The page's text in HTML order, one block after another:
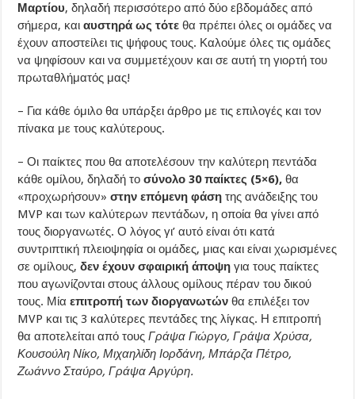
Μαρτίου, δηλαδή περισσότερο από δύο εβδομάδες από
σήμερα, καιαυστηρά ως τότεθα πρέπει όλες οι ομάδες να
έχουν αποστείλει τις ψήφους τους. Καλούμε όλες τις ομάδες
να ψηφίσουν και να συμμετέχουν και σε αυτή τη γιορτή του
πρωταθλήματός μας!
– Για κάθε όμιλο θα υπάρξει άρθρο με τις επιλογές και τον
πίνακα με τους καλύτερους.
– Οι παίκτες που θα αποτελέσουν την καλύτερη πεντάδα
κάθε ομίλου, δηλαδή τοσύνολο 30 παίκτες (5×6),θα
«προχωρήσουν»στην επόμενη φάσητης ανάδειξης του
MVP και των καλύτερων πεντάδων, η οποία θα γίνει από
τους διοργανωτές. Ο λόγος γι’ αυτό είναι ότι κατά
συντριπτική πλειοψηφία οι ομάδες, μιας και είναι χωρισμένες
σε ομίλους,δεν έχουν σφαιρική άποψηγια τους παίκτες
που αγωνίζονται στους άλλους ομίλους πέραν του δικού
τους. Μίαεπιτροπή των διοργανωτών θα επιλέξει τον
MVP και τις 3 καλύτερες πεντάδες της λίγκας. Η επιτροπή
θα αποτελείται από τουςΓράψα Γιώργο, Γράψα Χρύσα,
Κουσούλη Νίκο, Μιχαηλίδη Ιορδάνη, Μπάρζα Πέτρο,
Ζωάννο Σταύρο, Γράψα Αργύρη.